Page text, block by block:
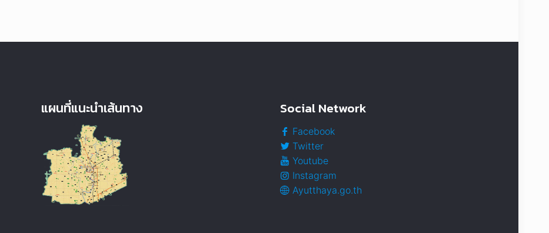
แผนที่แนะนำเส้นทาง Social Network
Facebook
Twitter
Youtube
Instagram
Ayutthaya.go.th